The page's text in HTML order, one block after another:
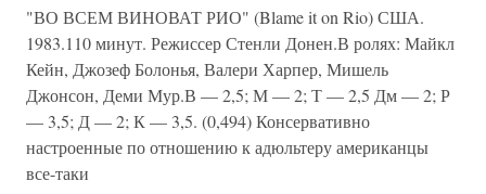
"ВО ВСЕМ ВИНОВАТ РИО" (Blame it on Rio) США.
1983.110 минут. Режиссер Стенли Донен.В ролях: Майкл
Кейн, Джозеф Болонья, Валери Харпер, Мишель
Джонсон, Деми Мур.В — 2,5; М — 2; Т — 2,5 Дм — 2; Р
— 3,5; Д — 2; К — 3,5. (0,494) Консервативно
настроенные по отношению к адюльтеру американцы
все-таки